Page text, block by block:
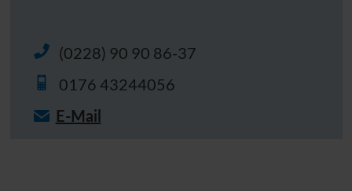
(0228) 90 90 86-37
0176 43244056
E-Mail